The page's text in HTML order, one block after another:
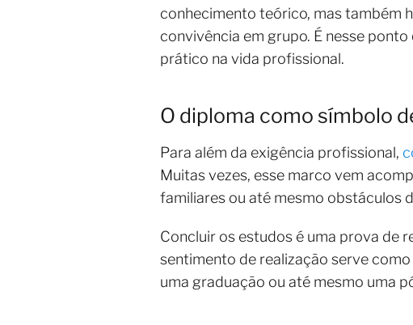
conhecimento teórico, mas também
convivência em grupo. É nesse
prático na vida profissional.
O diploma como símbolo
Para além da exigência profissional,
Muitas vezes, esse marco vem
familiares ou até mesmo obstáculos
Concluir os estudos é uma prova de
sentimento de realização serve
uma graduação ou até mesmo uma